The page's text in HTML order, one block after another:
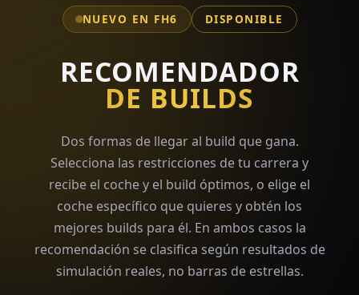
NUEVO EN FH6 DISPONIBLE
RECOMENDADOR
DE BUILDS
Dos formas de llegar al build que gana.
Selecciona las restricciones de tu carrera y
recibe el coche y el build óptimos, o elige el
coche específico que quieres y obtén los
mejores builds para él. En ambos casos la
recomendación se clasifica según resultados de
simulación reales, no barras de estrellas.